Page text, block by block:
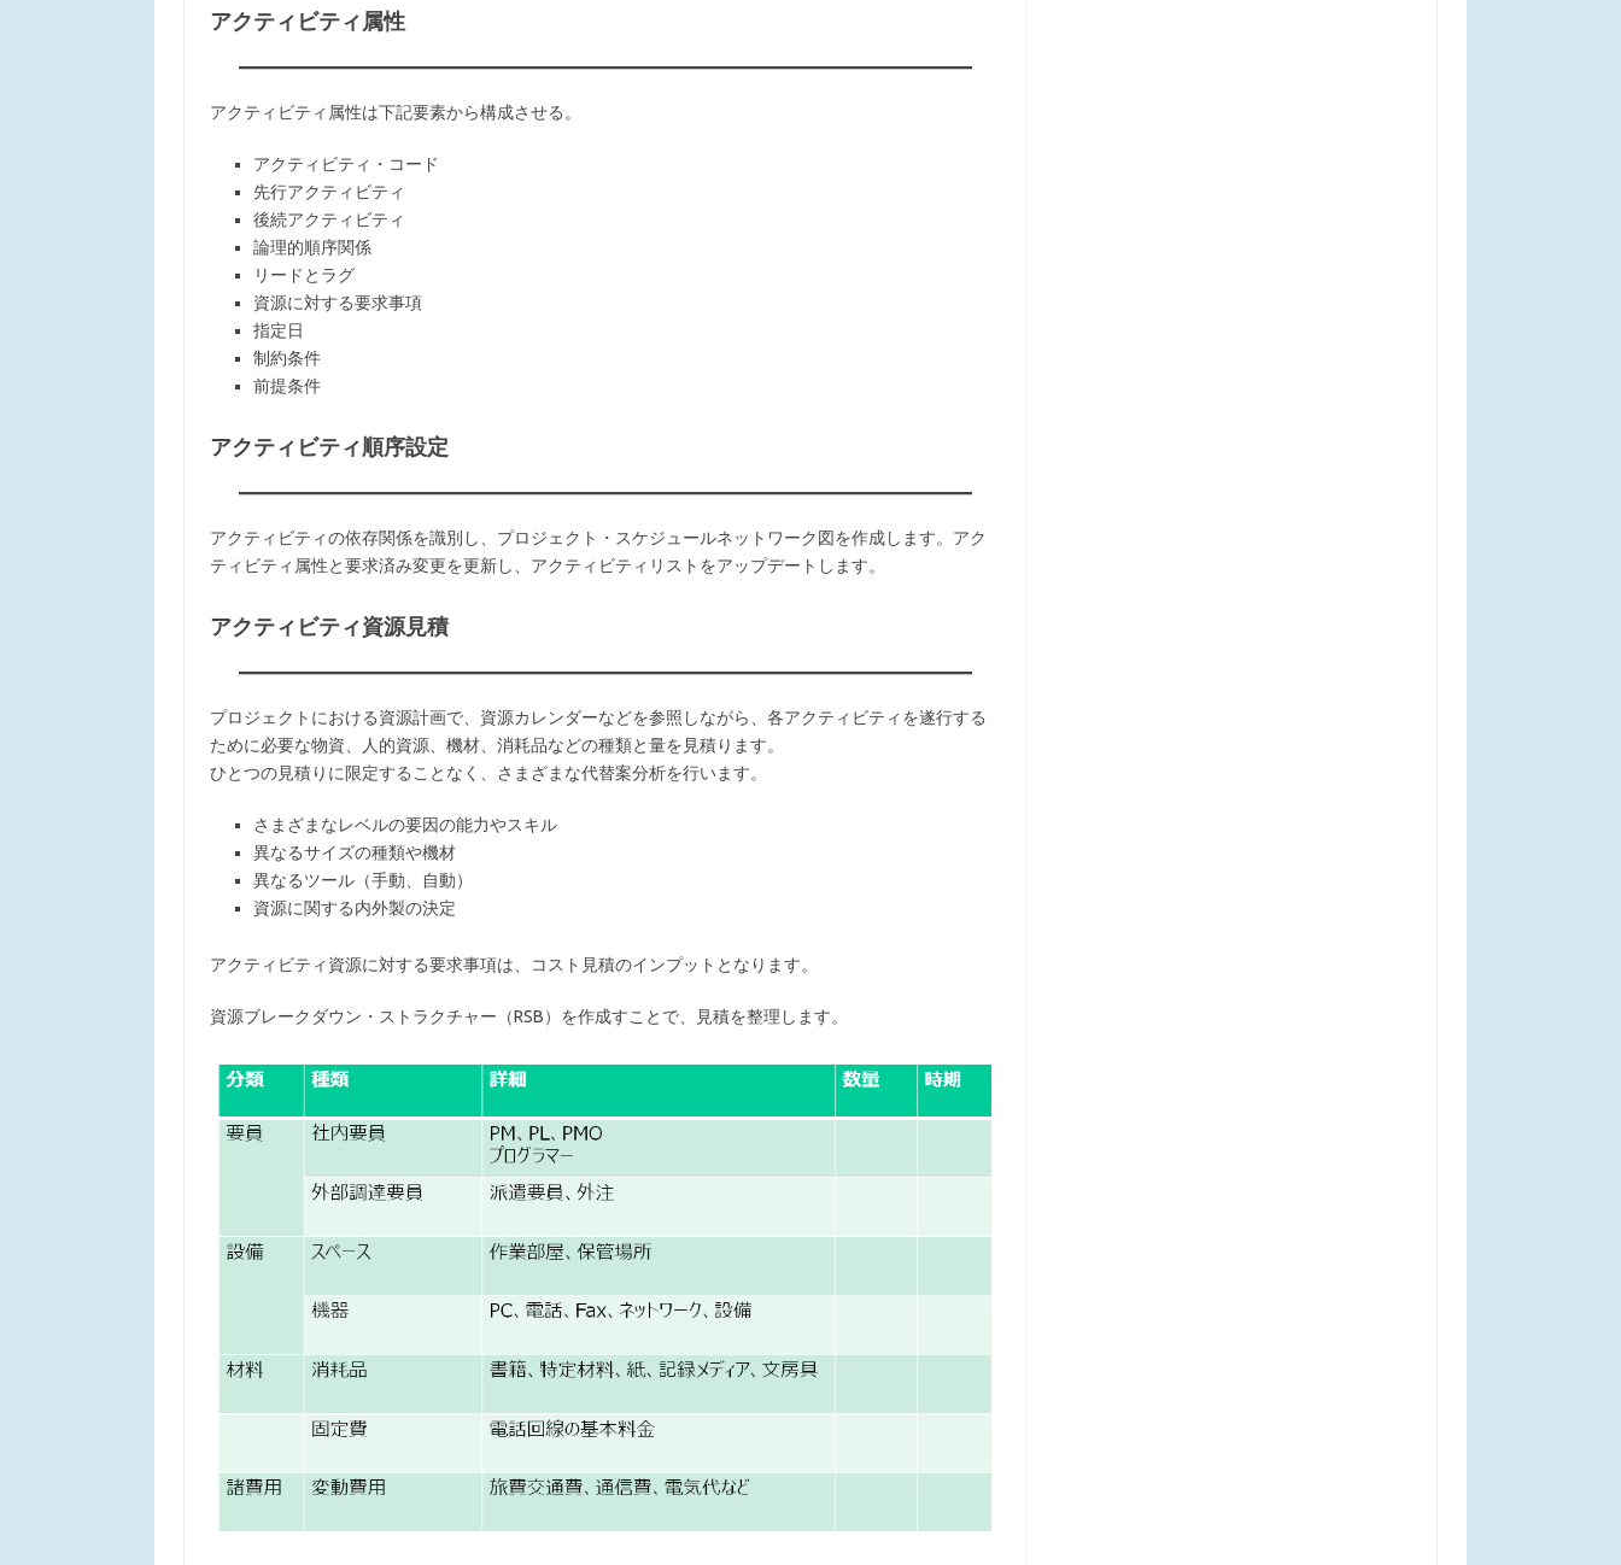
アクティビティ属性
アクティビティ属性は下記要素から構成させる。
アクティビティ・コード
先行アクティビティ
後続アクティビティ
論理的順序関係
リードとラグ
資源に対する要求事項
指定日
制約条件
前提条件
アクティビティ順序設定
アクティビティの依存関係を識別し、プロジェクト・スケジュールネットワーク図を作成します。アク
ティビティ属性と要求済み変更を更新し、アクティビティリストをアップデートします。
アクティビティ資源見積
プロジェクトにおける資源計画で、資源カレンダーなどを参照しながら、各アクティビティを遂行する
ために必要な物資、人的資源、機材、消耗品などの種類と量を見積ります。
ひとつの見積りに限定することなく、さまざまな代替案分析を行います。
さまざまなレベルの要因の能力やスキル
異なるサイズの種類や機材
異なるツール（手動、自動）
資源に関する内外製の決定
アクティビティ資源に対する要求事項は、コスト見積のインプットとなります。
資源ブレークダウン・ストラクチャー（RSB）を作成すことで、見積を整理します。